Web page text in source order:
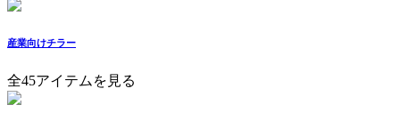
産業向けチラー
全45アイテムを見る